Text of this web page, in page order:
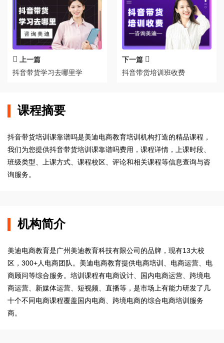
上一篇
抖音带货学习去哪里学
下一篇
抖音带货培训班收费
课程摘要
抖音带货培训课靠谱吗是美迪电商教育培训机构打造的精品课程，
我们为您提供抖音带货培训课靠谱吗费用，课程详情，上课时段、
班级类型、上课方式、课程校区、评论和相关课程等信息查询与咨
询服务。
机构简介
美迪电商教育是广州美迪教育科技有限公司的品牌，现有13大校
区，300+人电商团队。美迪电商教育提供电商培训、电商运营、电
商顾问等综合服务。培训课程有电商设计、国内电商运营、跨境电
商运营、新媒体运营、短视频、直播等，是市场上有能力研发了几
十个不同电商课程覆盖国内电商、跨境电商的综合电商培训服务
商。